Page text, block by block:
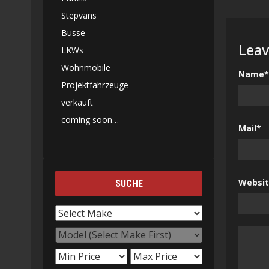
Name*
Mail*
Stepvans
Busse
LKWs
Wohnmobile
Projektfahrzeuge
verkauft
coming soon…
SUCHE